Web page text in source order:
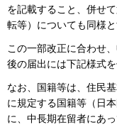
を記載すること、併せ
転等）についても同様
この一部改正に合わせ
後の届出には下記様式を
なお、国籍等は、住民
に規定する国籍等（日
に、中長期在留者にあ